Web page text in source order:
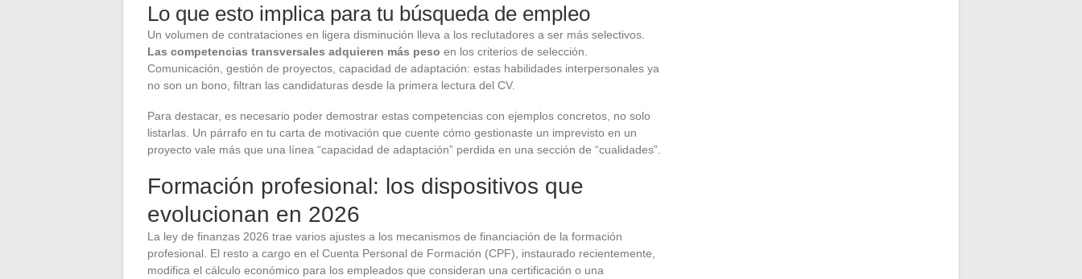
Lo que esto implica para tu búsqueda de empleo
Un volumen de contrataciones en ligera disminución lleva a los reclutadores a ser más selectivos.
Las competencias transversales adquieren más peso en los criterios de selección.
Comunicación, gestión de proyectos, capacidad de adaptación: estas habilidades interpersonales ya
no son un bono, filtran las candidaturas desde la primera lectura del CV.
Para destacar, es necesario poder demostrar estas competencias con ejemplos concretos, no solo
listarlas. Un párrafo en tu carta de motivación que cuente cómo gestionaste un imprevisto en un
proyecto vale más que una línea “capacidad de adaptación” perdida en una sección de “cualidades”.
Formación profesional: los dispositivos que
evolucionan en 2026
La ley de finanzas 2026 trae varios ajustes a los mecanismos de financiación de la formación
profesional. El resto a cargo en el Cuenta Personal de Formación (CPF), instaurado recientemente,
modifica el cálculo económico para los empleados que consideran una certificación o una